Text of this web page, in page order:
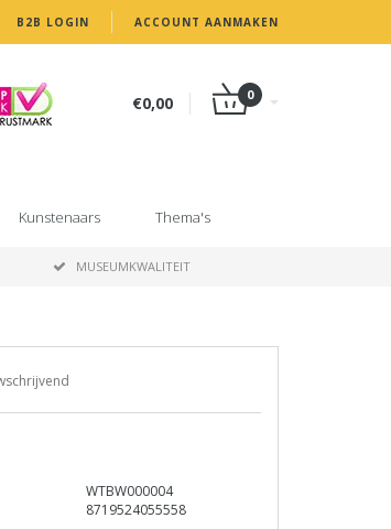
B2B LOGIN ACCOUNT AANMAKEN
€0,00 0
Kunstenaars Thema's
MUSEUMKWALITEIT
WTBW000004
8719524055558